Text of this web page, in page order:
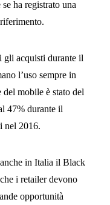
ha registrato una
gli acquisti durante il
l’uso sempre in
mobile è stato del
47% durante il
nel 2016.
in Italia il Black
i retailer devono
opportunità